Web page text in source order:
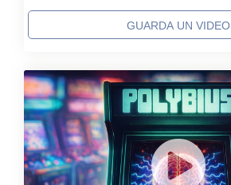
GUARDA UN VIDEO